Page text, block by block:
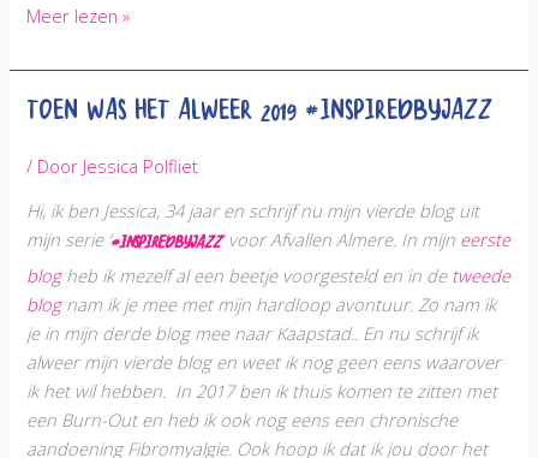
Feestje
en
daar..
Meer lezen »
Toen was het alweer 2019 #InspiredbyJazz
/ Door Jessica Polfliet
Hi, ik ben Jessica, 34 jaar en schrijf nu mijn vierde blog uit
mijn serie ‘#InspiredbyJazz‘ voorAfvallen Almere. In mijn eerste
blogheb ik mezelf al een beetje voorgesteld en in de tweede
blognam ik je mee met mijn hardloop avontuur. Zo nam ik
je in mijn derde blog mee naar Kaapstad.. En nu schrijf ik
alweer mijn vierde blog en weet ik nog geen eens waarover
ik het wil hebben. In 2017 ben ik thuis komen te zitten met
een Burn-Out en heb ik ook nog eens een chronische
aandoening Fibromyalgie. Ook hoop ik dat ik jou door het